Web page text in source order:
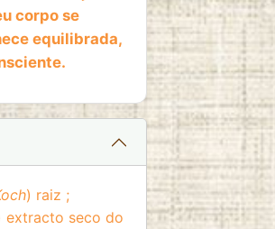
corpo se
equilibrada,
) raiz ;
extracto seco do